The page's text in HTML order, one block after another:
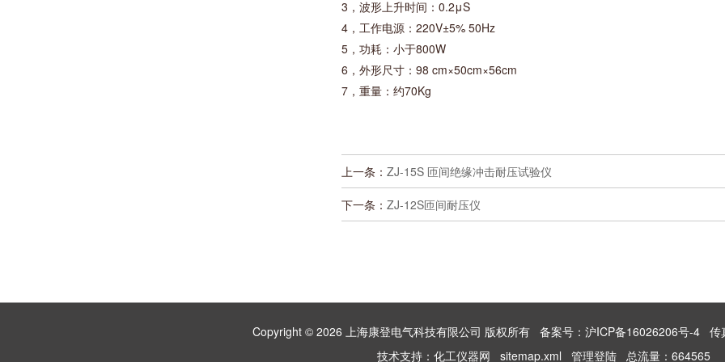
3，波形上升时间：0.2μS
4，工作电源：220V±5% 50Hz
5，功耗：小于800W
6，外形尺寸：98 cm×50cm×56cm
7，重量：约70Kg
上一条： ZJ-15S 匝间绝缘冲击耐压试验仪
下一条： ZJ-12S匝间耐压仪
Copyright © 2026 上海康登电气科技有限公司 版权所有 备案号：沪ICP备16026206号-4传
技术支持： 化工仪器网 sitemap.xml 管理登陆 总流量：664565